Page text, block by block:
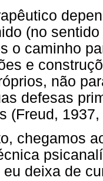
(no
o caminho
e
não
defesas
(Freud,
chegamos
deixa de